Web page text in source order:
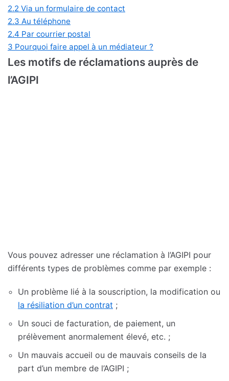
2.2 Via un formulaire de contact
2.3 Au téléphone
2.4 Par courrier postal
3 Pourquoi faire appel à un médiateur ?
Les motifs de réclamations auprès de
l’AGIPI
Vous pouvez adresser une réclamation à l’AGIPI pour
différents types de problèmes comme par exemple :
Un problème lié à la souscription, la modification ou
la résiliation d’un contrat ;
Un souci de facturation, de paiement, un
prélèvement anormalement élevé, etc. ;
Un mauvais accueil ou de mauvais conseils de la
part d’un membre de l’AGIPI ;